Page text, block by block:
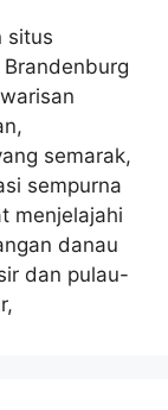
situs
semarak,
sempurna
menjelajahi
danau
dan pulau-